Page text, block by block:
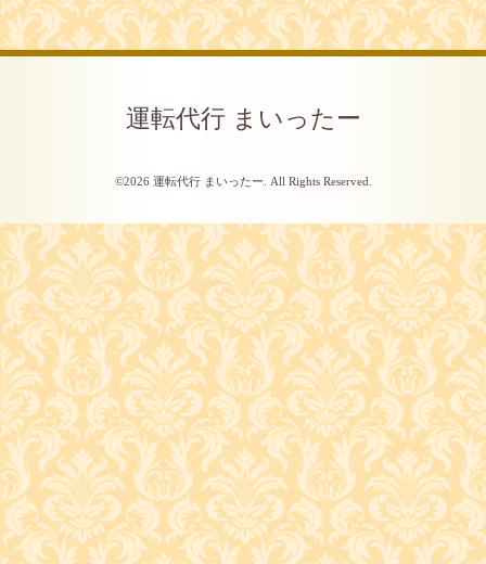
運転代行 まいったー
©2026 運転代行 まいったー . All Rights Reserved.